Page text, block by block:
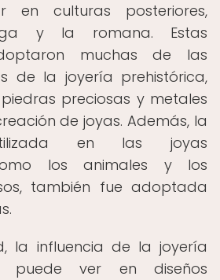
en culturas posteriores,
y la romana. Estas
muchas de las
de la joyería prehistórica,
preciosas y metales
de joyas. Además, la
en las joyas
los animales y los
también fue adoptada
la influencia de la joyería
puede ver en diseños